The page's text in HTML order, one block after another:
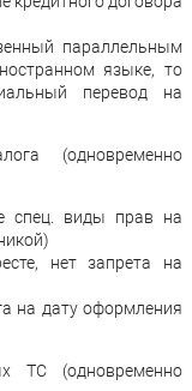
параллельным
языке, то
перевод на
(одновременно
спец. виды прав на
нет запрета на
на дату оформления
ТС (одновременно